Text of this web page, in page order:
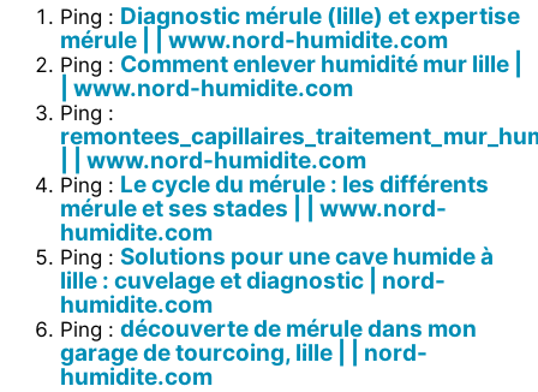
Ping : Diagnostic mérule (lille) et expertise
mérule | | www.nord-humidite.com
Ping : Comment enlever humidité mur lille |
| www.nord-humidite.com
Ping :
| | www.nord-humidite.com
Ping : Le cycle du mérule : les différents
mérule et ses stades | | www.nord-
humidite.com
Ping : Solutions pour une cave humide à
lille : cuvelage et diagnostic | nord-
humidite.com
Ping : découverte de mérule dans mon
garage de tourcoing, lille | | nord-
humidite.com